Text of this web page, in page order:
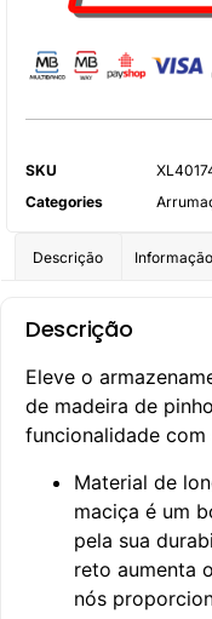
SKU
Categories
Descrição
Descrição
Eleve o
de madeira de
funcionalidade com
Material de
maciça é um
pela sua
reto aumenta
nós